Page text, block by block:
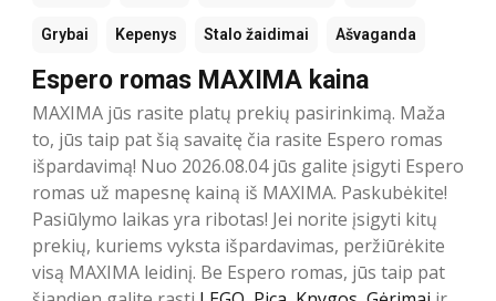
Grybai Kepenys Stalo žaidimai Ašvaganda
Espero romas MAXIMA kaina
MAXIMA jūs rasite platų prekių pasirinkimą. Maža
to, jūs taip pat šią savaitę čia rasite Espero romas
išpardavimą! Nuo 2026.08.04 jūs galite įsigyti Espero
romas už mapesnę kainą iš MAXIMA. Paskubėkite!
Pasiūlymo laikas yra ribotas! Jei norite įsigyti kitų
prekių, kuriems vyksta išpardavimas, peržiūrėkite
visą MAXIMA leidinį. Be Espero romas, jūs taip pat